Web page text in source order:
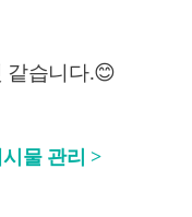
같습니다.😊
물 관리 >